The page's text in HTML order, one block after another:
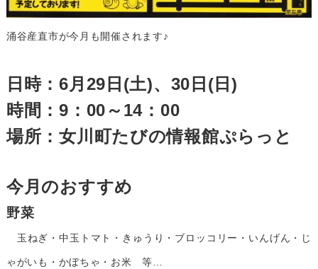
涌谷産直市が今月も開催されます♪
日時：6月29日(土)、30日(日)
時間：9：00～14：00
場所：女川町たびの情報館ぷらっと
今月のおすすめ
野菜
玉ねぎ・中玉トマト・きゅうり・ブロッコリー・いんげん・じ
ゃがいも・かぼちゃ・お米 等…